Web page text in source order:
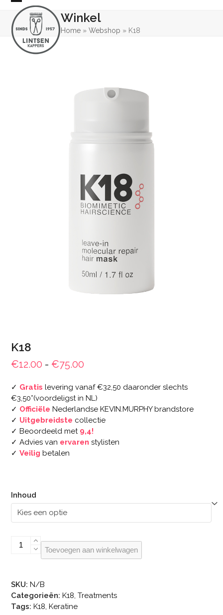
Skip
content
Open
mobile
menu
Close
mobile
menu
Winkel
Home »Webshop » K18
K18
€12.00 - €75.00
tot
€75.00
✓ Gratis levering vanaf €32,50 daaronder slechts
€3,50*(voordeligst in NL)
✓ Officiële Nederlandse KEVIN.MURPHY brandstore
✓ Uitgebreidste collectie
✓ Beoordeeld met 9,4!
✓ Advies van ervaren stylisten
✓Veilig betalen
Inhoud
K18
Toevoegen aan winkelwagen
SKU: N/B
Categorieën: K18 ,Treatments
Tags: K18 ,Keratine